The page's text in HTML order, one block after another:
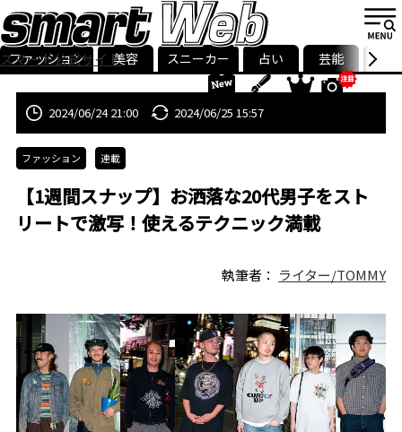
スマート公式サイト
smart最新号
記事一覧ランキング
ストリ
ファッション 美容 スニーカー 占い 芸能 グル
2024/06/24 21:00 2024/06/25 15:57
ファッション 連載
【1週間スナップ】お洒落な20代男子をスト
リートで激写！使えるテクニック満載
執筆者： ライター/TOMMY